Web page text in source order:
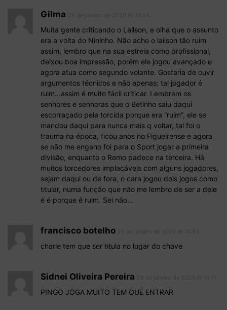
Gilma
Muita gente criticando o Laílson, e olha que o assunto
era a volta do Nininho. Não acho o laílson tão ruim
assim, lembro que na sua estreia como profissional,
deixou boa impressão, porém ele jogou avançado e
agora atua como segundo volante. Gostaria de ouvir
argumentos técnicos e não apenas: tal jogador é
ruim…assim é muito fácil criticar. Lembrem os
senhores e senhoras que o Betinho saiu daqui
escorraçado pela torcida porque era “ruim”, ele se
mandou daqui para nunca mais q voltar, tal foi o
trauma na época, ficou anos no Figueirense e agora
se não me engano foi para o Sport jogar a primeira
divisão, enquanto o Remo padece na terceira. Há
muitos torcedores implacáveis com alguns jogadores,
sejam daqui ou de fora, o cara jogou dois jogos como
titular, numa função que não me lembro de ser a dele
é é porque é ruim. Sei não…
francisco botelho
charle tem que ser titula no lugar do chave
Sidnei Oliveira Pereira
PINGO JOGA MUITO TEM QUE ENTRAR